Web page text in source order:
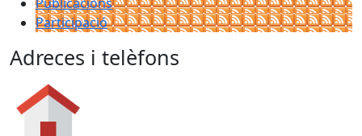
Participació
Adreces i telèfons